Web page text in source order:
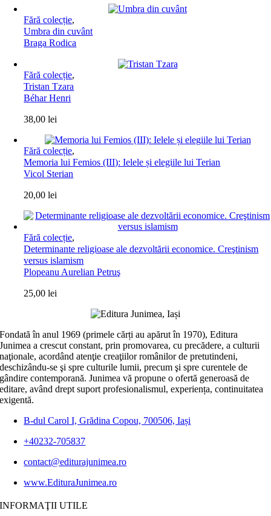
Fără colecție,
Umbra din cuvânt
Braga Rodica
Fără colecție,
Tristan Tzara
Béhar Henri
38,00lei
Fără colecție,
Memoria lui Femios (III): Ielele și elegiile lui Terian
Vicol Sterian
20,00lei
Fără colecție,
Determinante religioase ale dezvoltării economice. Creştinism
versus islamism
Plopeanu Aurelian Petruş
25,00lei
Fondată în anul 1969 (primele cărți au apărut în 1970), Editura
Junimea a crescut constant, prin promovarea, cu precădere, a culturii
naţionale, acordând atenţie creaţiilor românilor de pretutindeni,
deschizându-se şi spre culturile lumii, precum şi spre curentele de
gândire contemporană. Junimea vă propune o ofertă generoasă de
editare, având drept suport profesionalismul, experiența, continuitatea
exigentă.
B-dul Carol I, Grădina Copou, 700506, Iași
+40232-705837
contact@editurajunimea.ro
www.EdituraJunimea.ro
INFORMAŢII UTILE